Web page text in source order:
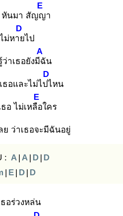
หันมา สัญญ
E
า
ม่หาย
D
ไป
ว่าเธอยังมีฉั
A
น
ธอและไม่ไปไ
D
หน
อ ไม่เหลือ
E
ใคร
ย ว่าเธอจะมีฉันอยู่
: A | A | D | D
| E | D | D
ธอร่วงหล่น